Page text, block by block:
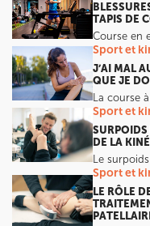
TAPIS DE
Course en
Sport et
J’AI MAL
QUE JE
La course
Sport et
SURPOIDS
DE LA
Le
Sport et
LE RÔLE